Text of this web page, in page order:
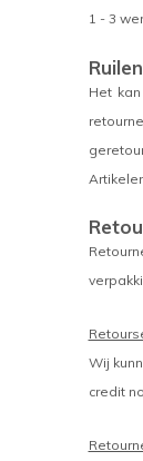
1 - 3
Ruilen
Het
Wij
credit